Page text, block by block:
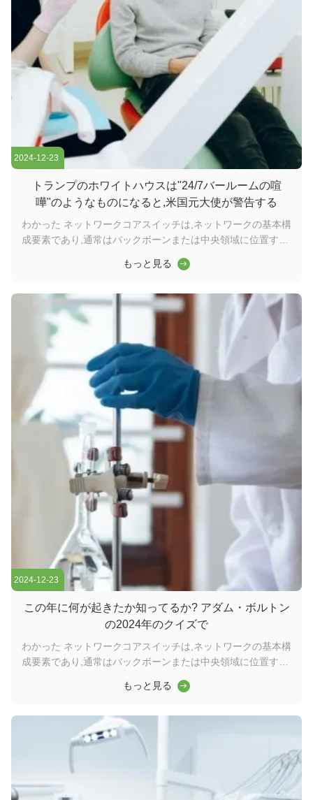
2024-12-23
トランプのホワイトハウスは"24/7バールームの喧
嘩"のようなものになると,米国元大使が警告する
わかった ネットワークコアスイッチは,ネットワークの基本構
成要素であり,通常はバックボーンまたは中央領域に位置する.
保する上で重要な役割を果たしますワイダーコアスイッチは,
ゲートウェイとして機能し,ルーターを通じてサーバー,インタ
ーネットサービスプロバイダー (ISP) との接続を容易にする.
そして他のスイッチの合計効率的に転送されるトラフィックを
処理するには,コアレイヤスイッチは大きなパワーと容量を持
つ必要があります. そのため,迅速で完全な管理スイッチである
ことが重要です. ...
もっと見る
2024-12-23
この年に何が起きたか知ってるか? アダム・ボルトン
の2024年のクイズで
わかった ネットワークコアスイッチは,ネットワークの基本構
成要素であり,通常はバックボーンまたは中央領域に位置する.
保する上で重要な役割を果たしますワイダーコアスイッチは,
ゲートウェイとして機能し,ルーターを通じてサーバー,インタ
ーネットサービスプロバイダー (ISP) との接続を容易にする.
そして他のスイッチの合計効率的に転送されるトラフィックを
処理するには,コアレイヤスイッチは大きなパワーと容量を持
つ必要があります. そのため,迅速で完全な管理スイッチである
もっと見る